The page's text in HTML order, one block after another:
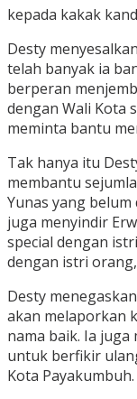
kepada kakak
Desty
telah banyak ia
berperan
dengan Wali Kota
meminta bantu
Tak hanya itu
membantu
Yunas yang
juga menyindir
special dengan
dengan istri
Desty
akan melaporkan
nama baik. Ia
untuk berfikir
Kota Payakumbuh.